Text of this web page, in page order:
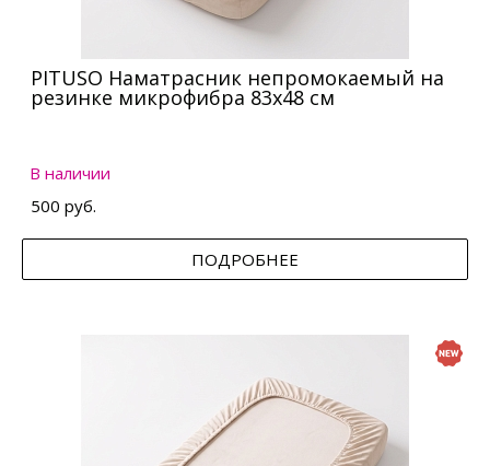
PITUSO Наматрасник непромокаемый на
резинке микрофибра 83х48 см
В наличии
500 руб.
ПОДРОБНЕЕ